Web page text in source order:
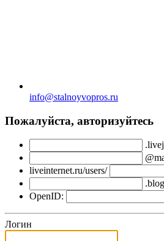
info@stalnoyvopros.ru
Пожалуйста, авторизуйтесь
liveinternet.ru/users/
OpenID:
Логин